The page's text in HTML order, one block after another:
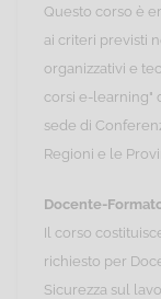
Questo corso è
ai criteri previsti
organizzativi e
corsi e-learning"
sede di
Regioni e le
Docente-
Il corso
richiesto per
Sicurezza sul